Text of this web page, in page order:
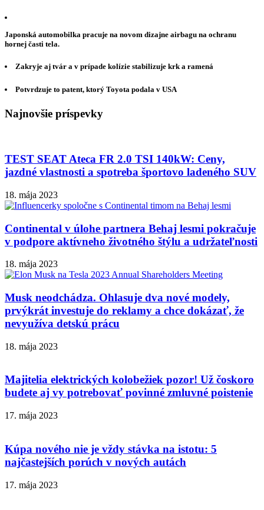
Japonská automobilka pracuje na novom dizajne airbagu na ochranu
hornej časti tela.
Zakryje aj tvár a v prípade kolízie stabilizuje krk a ramená
Potvrdzuje to patent, ktorý Toyota podala v USA
Najnovšie príspevky
TEST SEAT Ateca FR 2.0 TSI 140kW: Ceny,
jazdné vlastnosti a spotreba športovo ladeného SUV
18. mája 2023
Continental v úlohe partnera Behaj lesmi pokračuje
v podpore aktívneho životného štýlu a udržateľnosti
18. mája 2023
Musk neodchádza. Ohlasuje dva nové modely,
prvýkrát investuje do reklamy a chce dokázať, že
nevyužíva detskú prácu
18. mája 2023
Majitelia elektrických kolobežiek pozor! Už čoskoro
budete aj vy potrebovať povinné zmluvné poistenie
17. mája 2023
Kúpa nového nie je vždy stávka na istotu: 5
najčastejších porúch v nových autách
17. mája 2023